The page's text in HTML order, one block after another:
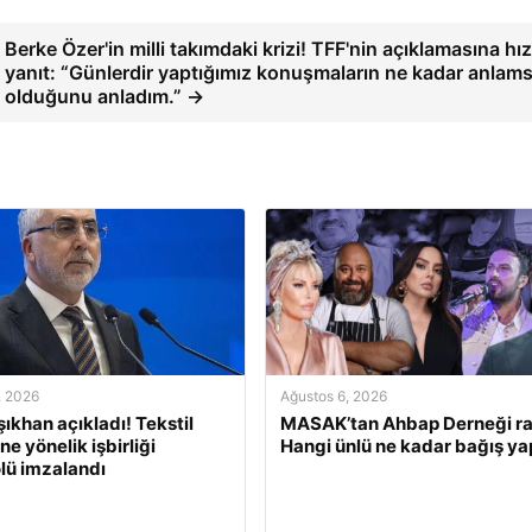
Berke Özer'in milli takımdaki krizi! TFF'nin açıklamasına
yanıt: “Günlerdir yaptığımız konuşmaların ne kadar
olduğunu anladım.” →
2026
açıkladı! Tekstil
yönelik işbirliği
imzalandı
Ağustos 6, 2026
MASAK’tan Ahbap Derneği
Hangi ünlü ne kadar bağış